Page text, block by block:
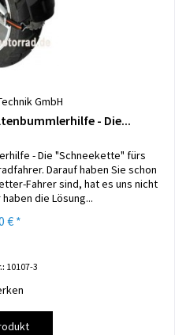
GmbH
- Die...
- Die "Schneekette" fürs
Darauf haben Sie schon
Fahrer sind, hat es uns nicht
die Lösung...
€ *
10107-3